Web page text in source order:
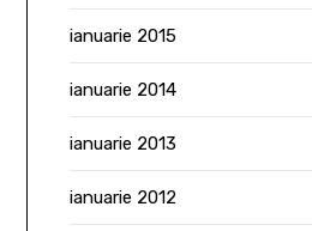
ianuarie 2015
ianuarie 2014
ianuarie 2013
ianuarie 2012